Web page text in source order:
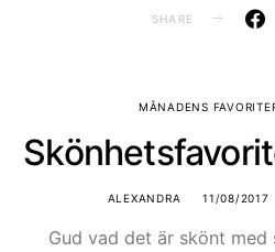
SHARE
MÅNADENS
ALEXANDRA 11/08/2017
Gud vad det är skönt